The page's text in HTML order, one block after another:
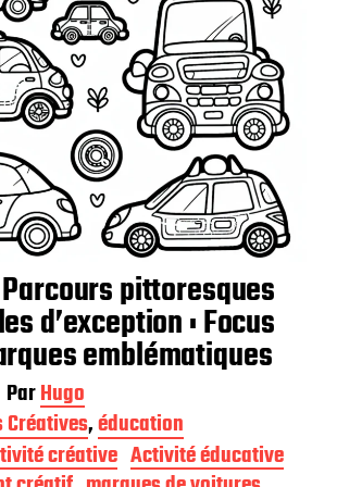
pittoresques
d’exception : Focus
emblématiques
ParHugo
,éducation
créative Activité éducative